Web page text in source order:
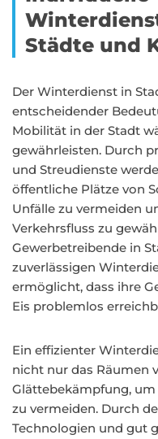
Städte und
Der Winterdienst in
entscheidender
Mobilität in der Stadt
gewährleisten. Durch
und Streudienste
öffentliche Plätze von
Unfälle zu vermeiden
Verkehrsfluss zu
Gewerbetreibende in
zuverlässigen
ermöglicht, dass ihre
Eis problemlos
Ein effizienter
nicht nur das Räumen
Glättebekämpfung,
zu vermeiden. Durch
Technologien und gut